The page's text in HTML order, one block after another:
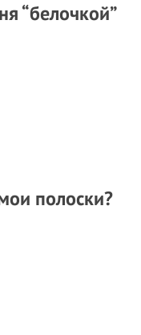
“белочкой”
полоски?